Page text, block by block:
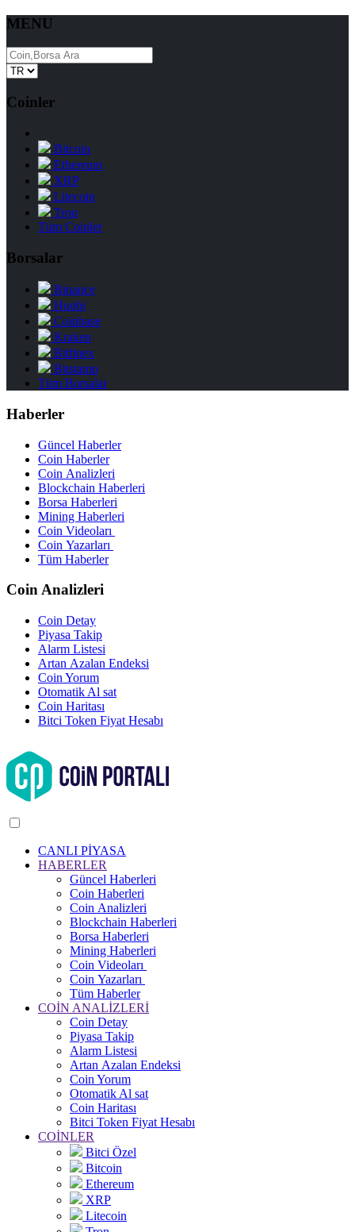
MENU
Coinler
Bitcoin
Ethereum
XRP
Litecoin
Tron
Tüm Coinler
Borsalar
Binance
Huobi
Coinbase
Kraken
Bitfinex
Bitstamp
Tüm Borsalar
Haberler
Güncel Haberler
Coin Haberler
Coin Analizleri
Blockchain Haberleri
Borsa Haberleri
Mining Haberleri
Coin Videoları
Coin Yazarları
Tüm Haberler
Coin Analizleri
Coin Detay
Piyasa Takip
Alarm Listesi
Artan Azalan Endeksi
Coin Yorum
Otomatik Al sat
Coin Haritası
Bitci Token Fiyat Hesabı
CANLI PİYASA
HABERLER
Güncel Haberleri
Coin Haberleri
Coin Analizleri
Blockchain Haberleri
Borsa Haberleri
Mining Haberleri
Coin Videoları
Coin Yazarları
Tüm Haberler
COİN ANALİZLERİ
Coin Detay
Piyasa Takip
Alarm Listesi
Artan Azalan Endeksi
Coin Yorum
Otomatik Al sat
Coin Haritası
Bitci Token Fiyat Hesabı
COİNLER
Bitci Özel
Bitcoin
Ethereum
XRP
Litecoin